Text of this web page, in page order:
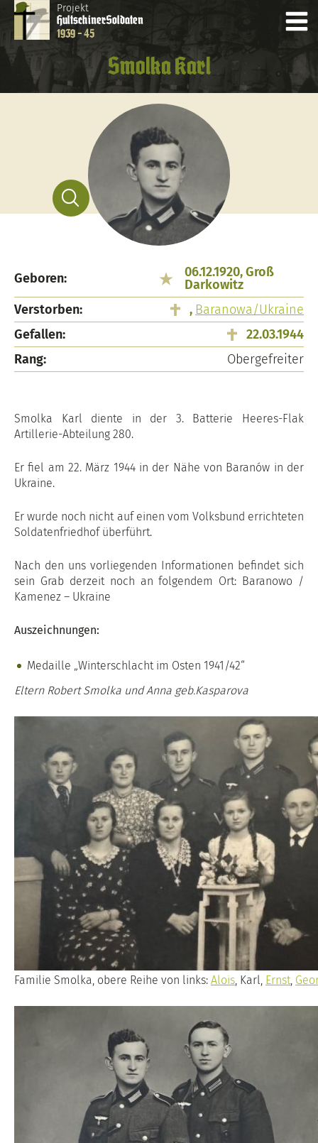
Projekt
HultschinerSoldaten
1939 - 45
Smolka Karl
Geboren:
06.12.1920, Groß
Darkowitz
Verstorben:
, Baranowa/Ukraine
Gefallen:
22.03.1944
Rang:
Obergefreiter
Smolka Karl diente in der 3. Batterie Heeres-Flak
Artillerie-Abteilung 280.
Er fiel am 22. März 1944 in der Nähe von Baranów in der
Ukraine.
Er wurde noch nicht auf einen vom Volksbund errichteten
Soldatenfriedhof überführt.
Nach den uns vorliegenden Informationen befindet sich
sein Grab derzeit noch an folgendem Ort: Baranowo /
Kamenez – Ukraine
Auszeichnungen:
Medaille „Winterschlacht im Osten 1941/42“
Eltern Robert Smolka und Anna geb.Kasparova
Familie Smolka, obere Reihe von links: Alois, Karl, Ernst,